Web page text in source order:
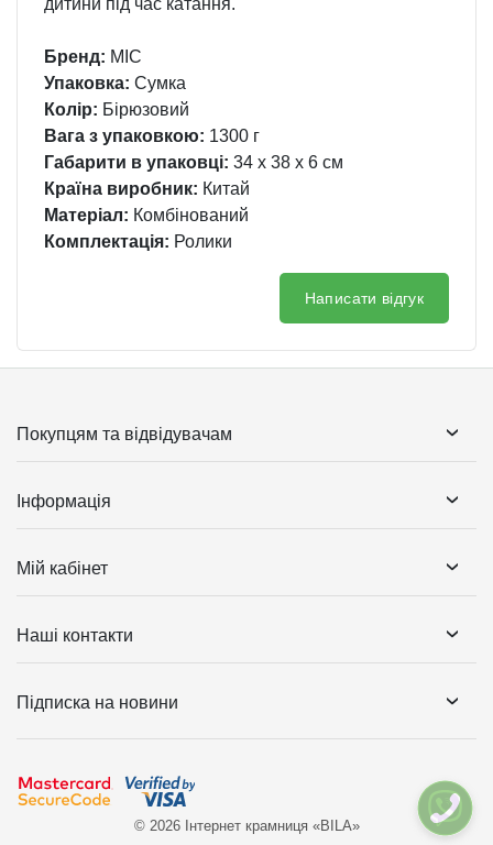
дитини під час катання.
Бренд: MIC
Упаковка: Сумка
Колір: Бірюзовий
Вага з упаковкою: 1300 г
Габарити в упаковці: 34 x 38 x 6 см
Країна виробник: Китай
Матеріал: Комбінований
Комплектація: Ролики
Написати відгук
Покупцям та відвідувачам
Інформація
Мій кабінет
Наші контакти
Підписка на новини
© 2026 Інтернет крамниця «BILA»